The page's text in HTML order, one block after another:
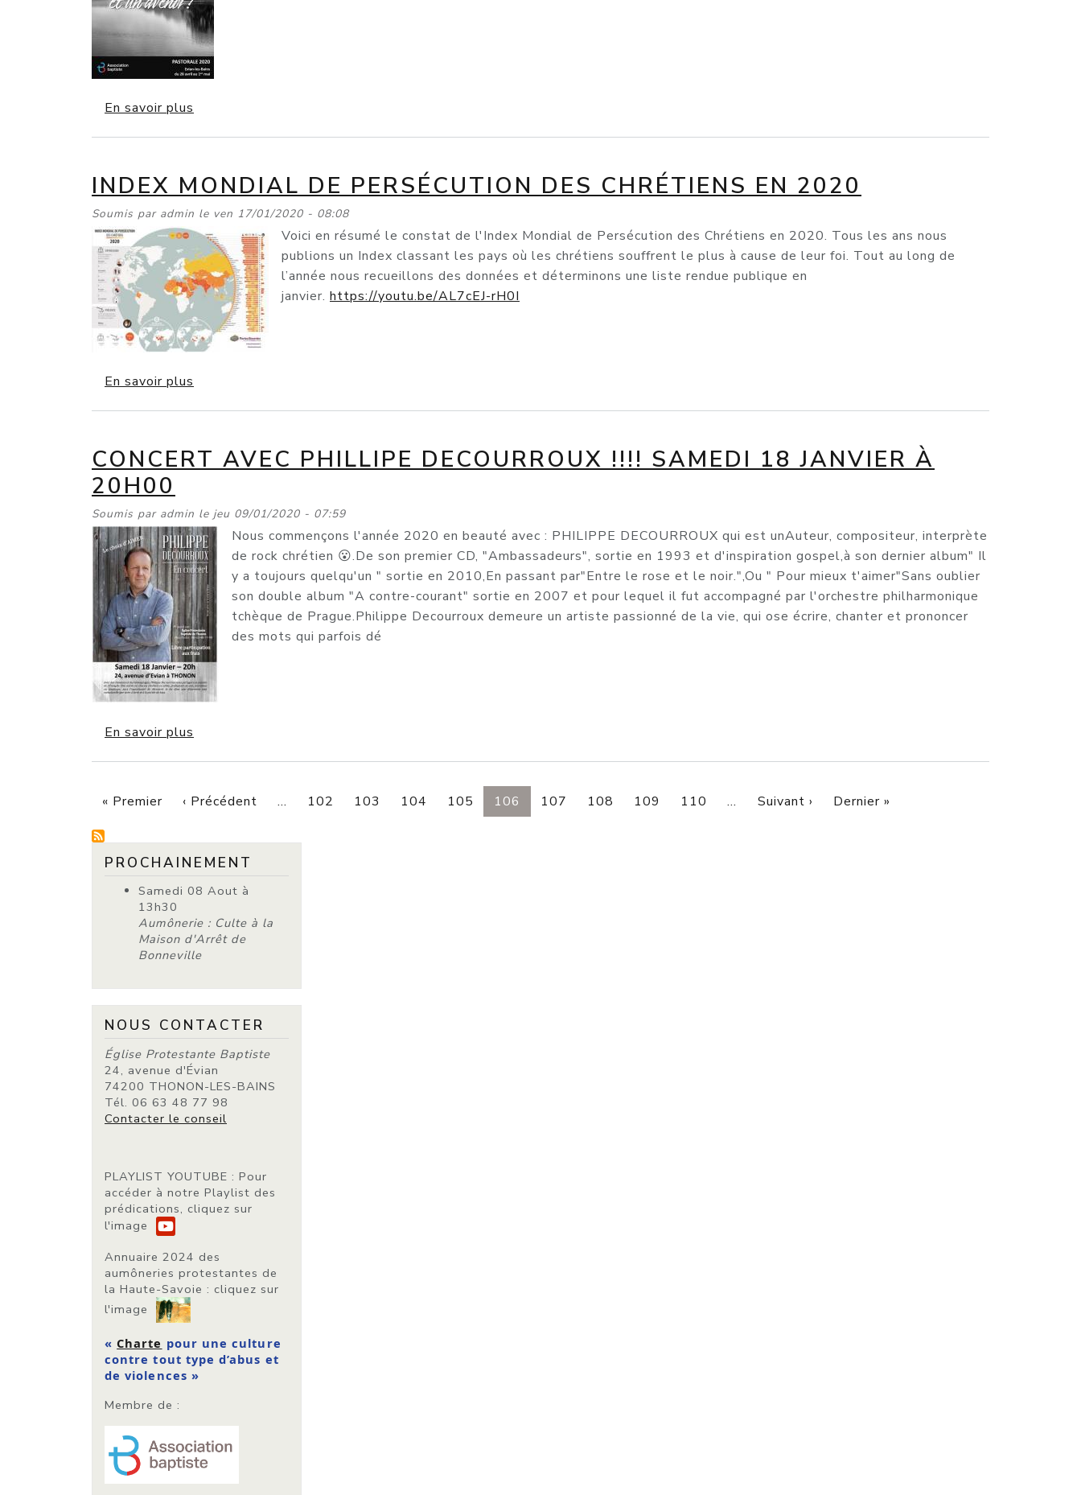
En savoir plus
INDEX MONDIAL DE PERSÉCUTION DES CHRÉTIENS EN 2020
Soumis par admin le ven 17/01/2020 - 08:08
Voici en résumé le constat de l'Index Mondial de Persécution des Chrétiens en 2020. Tous les ans nous
publions un Index classant les pays où les chrétiens souffrent le plus à cause de leur foi. Tout au long de
l’année nous recueillons des données et déterminons une liste rendue publique en
janvier. https://youtu.be/AL7cEJ-rH0I
En savoir plus
CONCERT AVEC PHILLIPE DECOURROUX !!!! SAMEDI 18 JANVIER À
20H00
Soumis par admin le jeu 09/01/2020 - 07:59
Nous commençons l'année 2020 en beauté avec : PHILIPPE DECOURROUX qui est unAuteur, compositeur, interprète
de rock chrétien 😮.De son premier CD, "Ambassadeurs", sortie en 1993 et d'inspiration gospel,à son dernier album" Il
y a toujours quelqu'un " sortie en 2010,En passant par"Entre le rose et le noir.",Ou " Pour mieux t'aimer"Sans oublier
son double album "A contre-courant" sortie en 2007 et pour lequel il fut accompagné par l'orchestre philharmonique
tchèque de Prague.Philippe Decourroux demeure un artiste passionné de la vie, qui ose écrire, chanter et prononcer
des mots qui parfois dé
En savoir plus
PAGINATION
« PremierPremière page
‹ Précédent Page précédente
… 102 103 104 105 106 107 108 109 110 … Suivant › Page suivante
Dernier »
PROCHAINEMENT
Samedi 08 Aout à
13h30
Aumônerie : Culte à la
Maison d'Arrêt de
Bonneville
NOUS CONTACTER
Église Protestante Baptiste
24, avenue d'Évian
74200 THONON-LES-BAINS
Tél. 06 63 48 77 98
Contacter le conseil
PLAYLIST YOUTUBE : Pour
accéder à notre Playlist des
prédications, cliquez sur
l'image
Annuaire 2024 des
aumôneries protestantes de
la Haute-Savoie : cliquez sur
l'image
«Charte pour une culture
contre tout type d’abus et
de violences »
Membre de :